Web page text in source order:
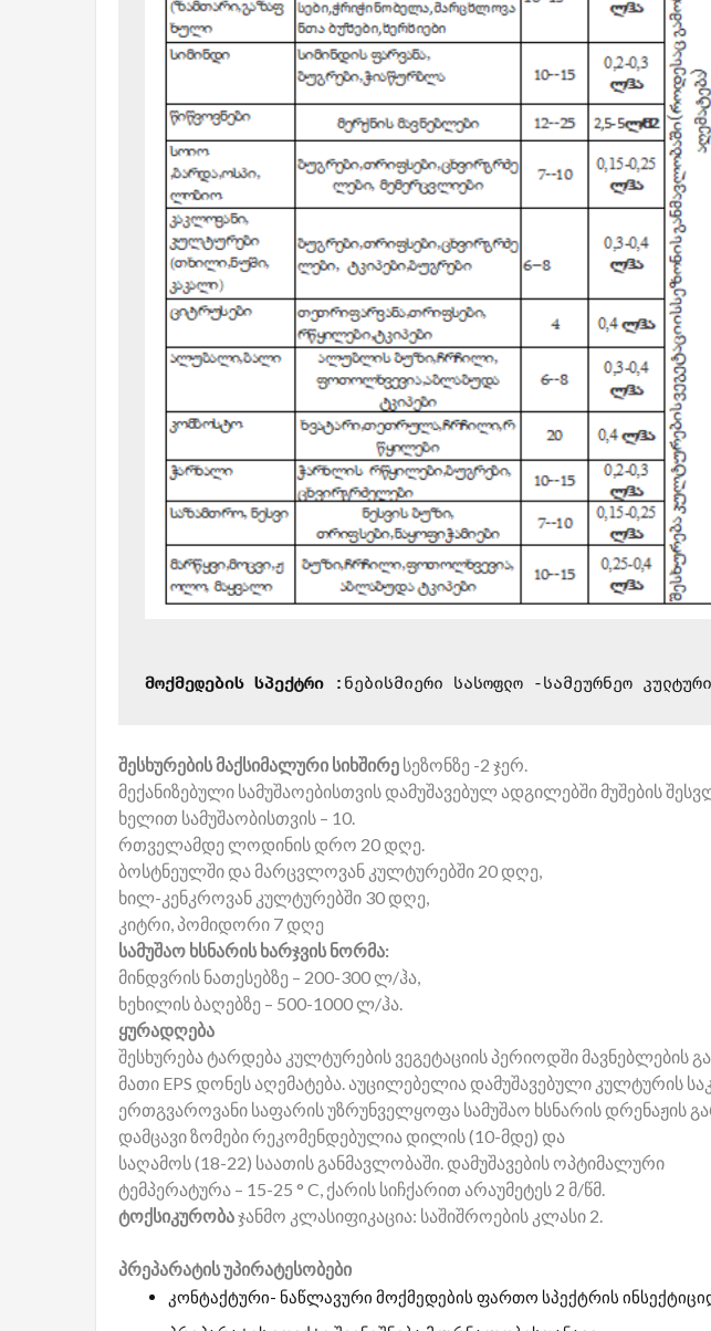
მოქმედების სპექტრი : ნებისმიერი სასოფლო -სამეურნეო
შესხურების მაქსიმალური სიხშირე სეზონზე -2 ჯერ.
მექანიზებული სამუშაოებისთვის დამუშავებულ ადგილებში მუშების
ხელით სამუშაობისთვის – 10.
რთველამდე ლოდინის დრო 20 დღე.
ბოსტნეულში და მარცვლოვან კულტურებში 20 დღე,
ხილ-კენკროვან კულტურებში 30 დღე,
კიტრი, პომიდორი 7 დღე
სამუშაო ხსნარის ხარჯვის ნორმა:
მინდვრის ნათესებზე – 200-300 ლ/ჰა,
ხეხილის ბაღებზე – 500-1000 ლ/ჰა.
ყურადღება
შესხურება ტარდება კულტურების ვეგეტაციის პერიოდში მავნებლების
მათი EPS დონეს აღემატება. აუცილებელია დამუშავებული კულტურის
ერთგვაროვანი საფარის უზრუნველყოფა სამუშაო ხსნარის დრენაჟის
დამცავი ზომები რეკომენდებულია დილის (10-მდე) და
საღამოს (18-22) საათის განმავლობაში. დამუშავების ოპტიმალური
ტემპერატურა – 15-25 ° C, ქარის სიჩქარით არაუმეტეს 2 მ/წმ.
ტოქსიკურობაჯანმო კლასიფიკაცია: საშიშროების კლასი 2.
პრეპარატის უპირატესობები
კონტაქტური- ნაწლავური მოქმედების ფართო სპექტრის